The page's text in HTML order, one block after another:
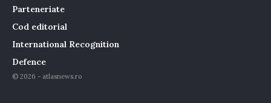
Parteneriate
Cod editorial
International Recognition
Defence
© 2026 - atlasnews.ro